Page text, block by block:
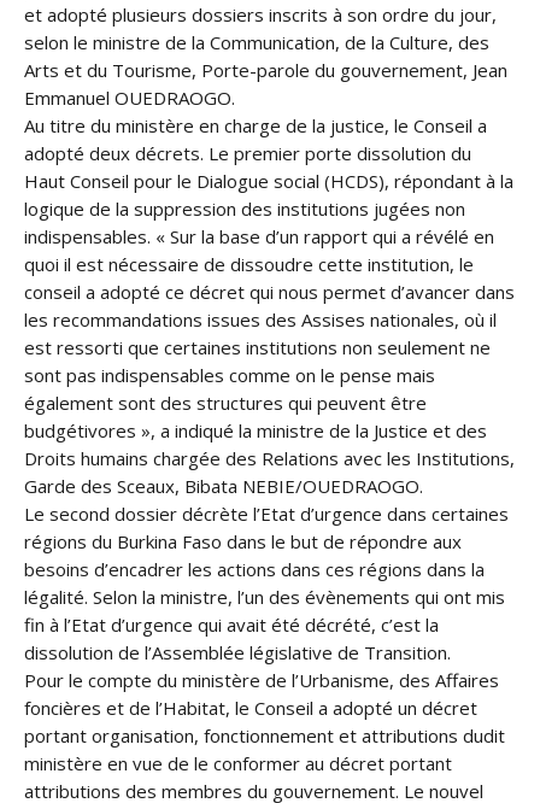
et adopté plusieurs dossiers inscrits à son ordre du jour,
selon le ministre de la Communication, de la Culture, des
Arts et du Tourisme, Porte-parole du gouvernement, Jean
Emmanuel OUEDRAOGO.
Au titre du ministère en charge de la justice, le Conseil a
adopté deux décrets. Le premier porte dissolution du
Haut Conseil pour le Dialogue social (HCDS), répondant à la
logique de la suppression des institutions jugées non
indispensables. « Sur la base d’un rapport qui a révélé en
quoi il est nécessaire de dissoudre cette institution, le
conseil a adopté ce décret qui nous permet d’avancer dans
les recommandations issues des Assises nationales, où il
est ressorti que certaines institutions non seulement ne
sont pas indispensables comme on le pense mais
également sont des structures qui peuvent être
budgétivores », a indiqué la ministre de la Justice et des
Droits humains chargée des Relations avec les Institutions,
Garde des Sceaux, Bibata NEBIE/OUEDRAOGO.
Le second dossier décrète l’Etat d’urgence dans certaines
régions du Burkina Faso dans le but de répondre aux
besoins d’encadrer les actions dans ces régions dans la
légalité. Selon la ministre, l’un des évènements qui ont mis
fin à l’Etat d’urgence qui avait été décrété, c’est la
dissolution de l’Assemblée législative de Transition.
Pour le compte du ministère de l’Urbanisme, des Affaires
foncières et de l’Habitat, le Conseil a adopté un décret
portant organisation, fonctionnement et attributions dudit
ministère en vue de le conformer au décret portant
attributions des membres du gouvernement. Le nouvel